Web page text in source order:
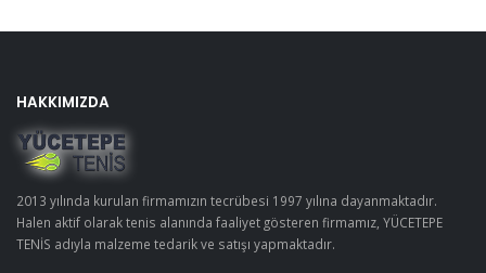
HAKKIMIZDA
2013 yılında kurulan firmamızın tecrübesi 1997 yılına dayanmaktadır.
Halen aktif olarak tenis alanında faaliyet gösteren firmamız, YÜCETEPE
TENİS adıyla malzeme tedarik ve satışı yapmaktadır.